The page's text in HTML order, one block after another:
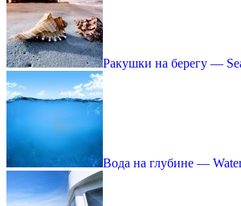
Ракушки на берегу —
Вода на глубине —